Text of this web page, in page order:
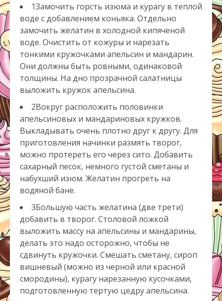
1Замочить горсть изюма и курагу в теплой
воде с добавлением коньяка. Отдельно
замочить желатин в холодной кипяченой
воде. Очистить от кожуры и нарезать
тонкими кружочками апельсин и мандарин.
Они должны быть ровными, одинаковой
толщины. На дно прозрачной салатницы
выложить кружок апельсина.
2Вокруг расположить половинки
апельсиновых и мандариновых кружков.
Выкладывать очень плотно друг к другу. Для
приготовления начинки размять творог,
можно протереть его через сито. Добавить
сахарный песок, немного густой сметаны и
набухший изюм. Желатин прогреть на
водяной бане.
3Большую часть желатина (две трети)
добавить в творог. Столовой ложкой
выложить массу на апельсины и мандарины,
делать это надо осторожно, чтобы не
сдвинуть кружочки. Смешать сметану, сироп
вишневый (можно из черной или красной
смородины), курагу нарезанную кусочками,
подготовленную тертую цедру апельсина.